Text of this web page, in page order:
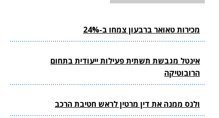
מכירות טאואר ברבעון צמחו ב-24%
אינטל מגבשת תשתית פעילות ייעודית בתחום
הרובוטיקה
ולנס ממנה את דין מרטין לראש חטיבת הרכב